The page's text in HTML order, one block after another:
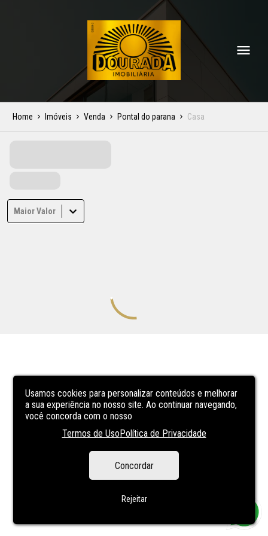
Usamos cookies para personalizar conteúdos e melhorar
a sua experiência no nosso site. Ao continuar navegando,
você concorda com o nosso
Termos de UsoPolítica de Privacidade
Concordar
Rejeitar
Home Imóveis Venda Pontal do parana Casa
Maior Valor